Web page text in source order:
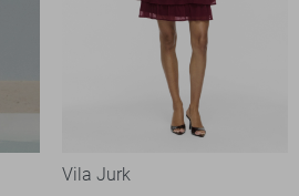
Vila Jurk